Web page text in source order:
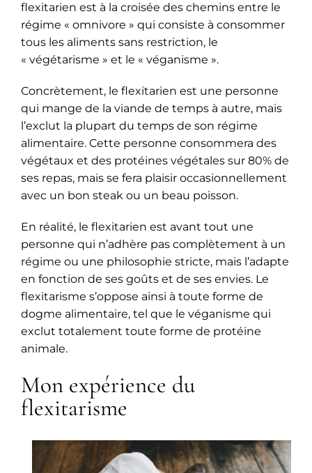
flexitarien est à la croisée des chemins entre le
régime « omnivore » qui consiste à consommer
tous les aliments sans restriction, le
« végétarisme » et le « véganisme ».
Concrètement, le flexitarien est une personne
qui mange de la viande de temps à autre, mais
l’exclut la plupart du temps de son régime
alimentaire. Cette personne consommera des
végétaux et des protéines végétales sur 80% de
ses repas, mais se fera plaisir occasionnellement
avec un bon steak ou un beau poisson.
En réalité, le flexitarien est avant tout une
personne qui n’adhère pas complètement à un
régime ou une philosophie stricte, mais l’adapte
en fonction de ses goûts et de ses envies. Le
flexitarisme s’oppose ainsi à toute forme de
dogme alimentaire, tel que le véganisme qui
exclut totalement toute forme de protéine
animale.
Mon expérience du
flexitarisme